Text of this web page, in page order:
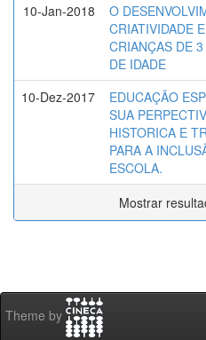
10-Jan-2018
O
CRIATIVIDADE
CRIANÇAS DE
DE IDADE
10-Dez-2017
EDUCAÇÃO
SUA
HISTORICA E
PARA A
ESCOLA.
Mostrar
Theme by